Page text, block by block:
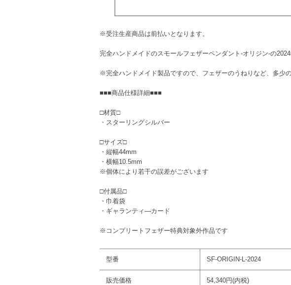
※受注生産商品は前払いとなります。
完全ハンドメイドのスモールフェザーペンダント-オリジン-の
※完全ハンドメイド製品ですので、フェザーのうねりなど、多少
■■■商品仕様詳細■■■
□材質□
・スターリングシルバー
□サイズ□
・縦幅44mm
・横幅10.5mm
※個体により若干の誤差がございます
□付属品□
・巾着袋
・ギャランティ―カード
※コンプリートフェザー特典対象外作品です
型番 SF-ORIGIN-L-2024
販売価格 54,340円(内税)